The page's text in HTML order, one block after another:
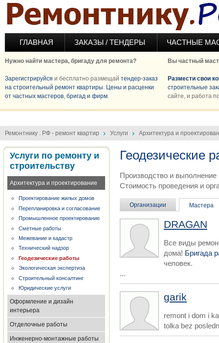
Перейти к основному содержанию
ГЛАВНАЯ ЗАКАЗЫ / ТЕНДЕРЫ ЧАСТНЫЕ
Нужно найти мастера, бригаду для ремонта?
Зарегистрируйся и бесплатно размещай тендер-заказ
на строительный ремонт квартиры. Цены и расценки
от частных мастеров, бригад и фирм.
Вы частный
Размести свои
строительные
сайте, и работа
Ремонтнику . РФ - ремонт квартир Услуги Архитектура и
Услуги по ремонту и
строительству
Архитектура и проектирование
Проектирование жилых домов
Перепланировка и согласование
Промышленное проектирование
Сметные работы
Межевание и кадастр
Технический надзор
Геодезические работы
Экологическая экспертиза
Строительный консалтинг
Юридические услуги
Оформление и дизайн
интерьера
Отделочные работы
Инженерно-монтажные работы
Геодезические
Производство и выполнение
Стоимость проведения и
Организации Мастера
DRAGAN
Все виды
дома! Бригада
человек.
...
garik
remont i dom i
tolka bez